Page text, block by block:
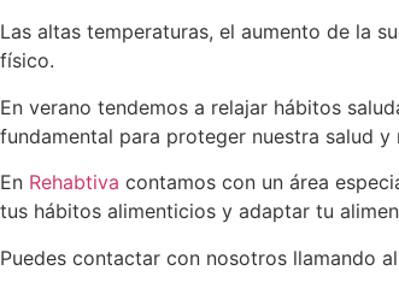
Las altas temperaturas, el aumento de la
físico.
En verano tendemos a relajar hábitos
fundamental para proteger nuestra salud
En Rehabtiva contamos con un área
tus hábitos alimenticios y adaptar tu
Puedes contactar con nosotros llamando al